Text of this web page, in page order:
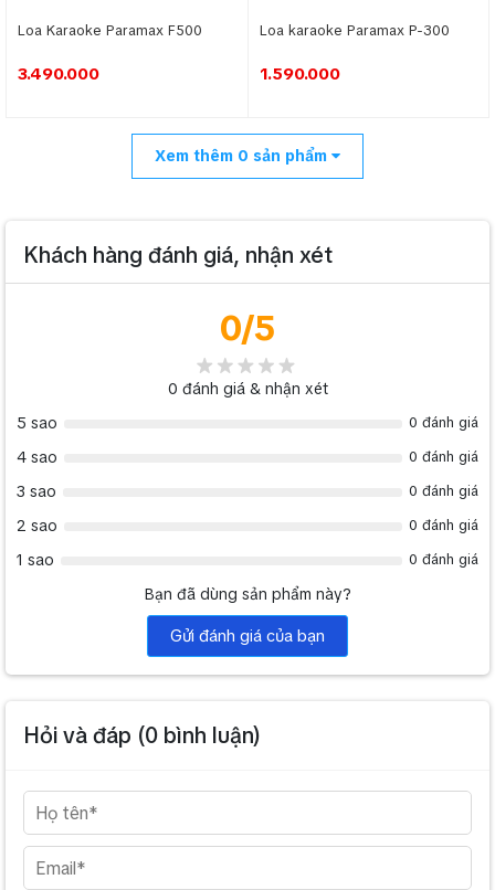
Loa Karaoke Paramax F500
3.490.000
Loa karaoke Paramax P-300
1.590.000
Xem thêm 0 sản phẩm
Khách hàng đánh giá, nhận xét
0/5
0 đánh giá & nhận xét
5 sao
0 đánh giá
4 sao 0 đánh giá
3 sao 0 đánh giá
2 sao 0 đánh giá
1 sao 0 đánh giá
Bạn đã dùng sản phẩm này?
Gửi đánh giá của bạn
Hỏi và đáp (0 bình luận)